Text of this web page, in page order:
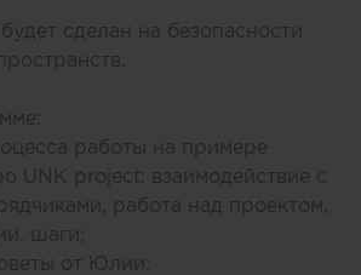
сделан на безопасности
работы на примере
UNK project: взаимодействие c
работа над проектом,
шаги;
от Юлии;